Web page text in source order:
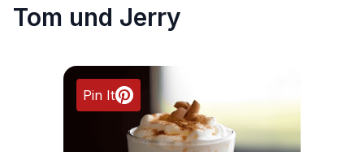
Tom und Jerry
Pin It